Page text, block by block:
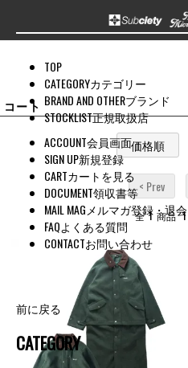
TOP
CATEGORYカテゴリー
BRAND AND OTHERブランド
STOCKLIST正規取扱店
ACCOUNT会員画面
SIGN UP新規登録
CARTカートを見る
DOCUMENT領収書等
MAIL MAG メルマガ登録・退会
FAQよくある質問
CONTACTお問い合わせ
前に戻る
CATEGORY
コート
価格順
< Prev
全 1 商品 1